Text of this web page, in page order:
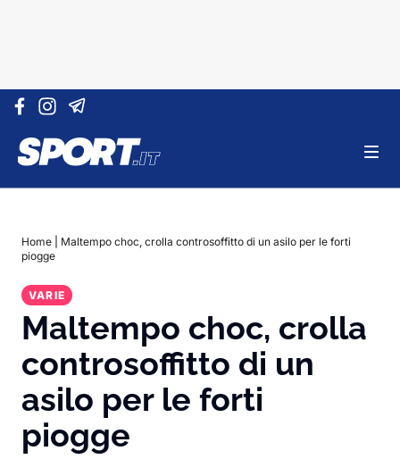
Vai al contenuto
Home
Maltempo choc, crolla controsoffitto di un asilo per le forti
piogge
VARIE
Maltempo choc, crolla
controsoffitto di un
asilo per le forti
piogge